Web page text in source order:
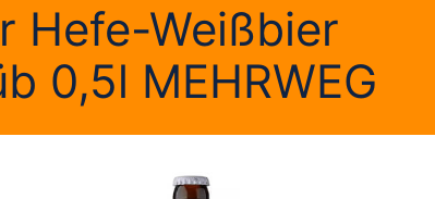
Hefe-Weißbier
0,5l MEHRWEG